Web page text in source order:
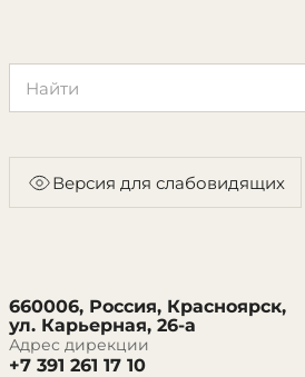
Версия для слабовидящих
660006, Россия, Красноярск,
ул. Карьерная, 26-а
Адрес дирекции
+7 391 261 17 10